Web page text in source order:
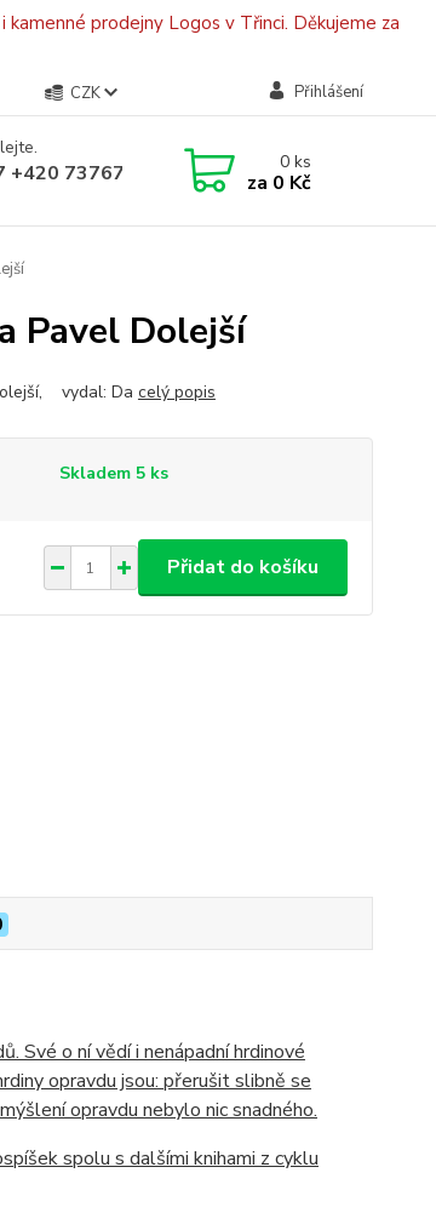
prodejny Logos v Třinci. Děkujeme za
CZK Přihlášení
737670415 0ks
za 0 Kč
Pavel Dolejší
vydal: Da celý popis
Skladem 5 ks
Přidat do košíku
Své o ní vědí i nenápadní hrdinové
opravdu jsou: přerušit slibně se
opravdu nebylo nic snadného.
spolu s dalšími knihami z cyklu